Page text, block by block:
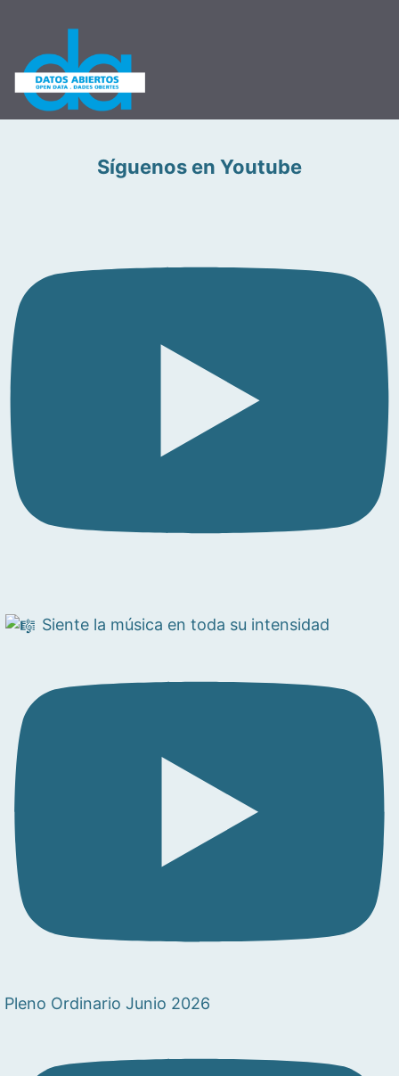
Síguenos en Youtube
Siente la música en toda su intensidad
Pleno Ordinario Junio 2026